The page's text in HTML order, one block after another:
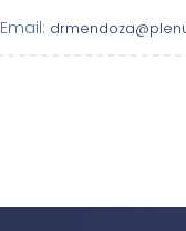
Email: